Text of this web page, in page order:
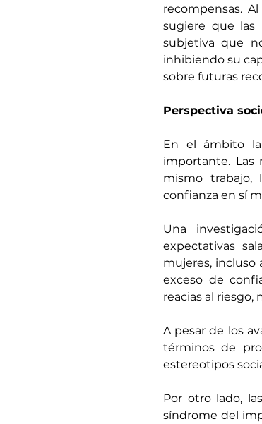
recompensas.
sugiere que las
subjetiva que
inhibiendo su
sobre futuras
Perspectiva
En el ámbito
importante. Las
mismo trabajo,
confianza en sí
Una
expectativas
mujeres, incluso
exceso de
reacias al
A pesar de los
términos de
estereotipos
Por otro lado,
síndrome del